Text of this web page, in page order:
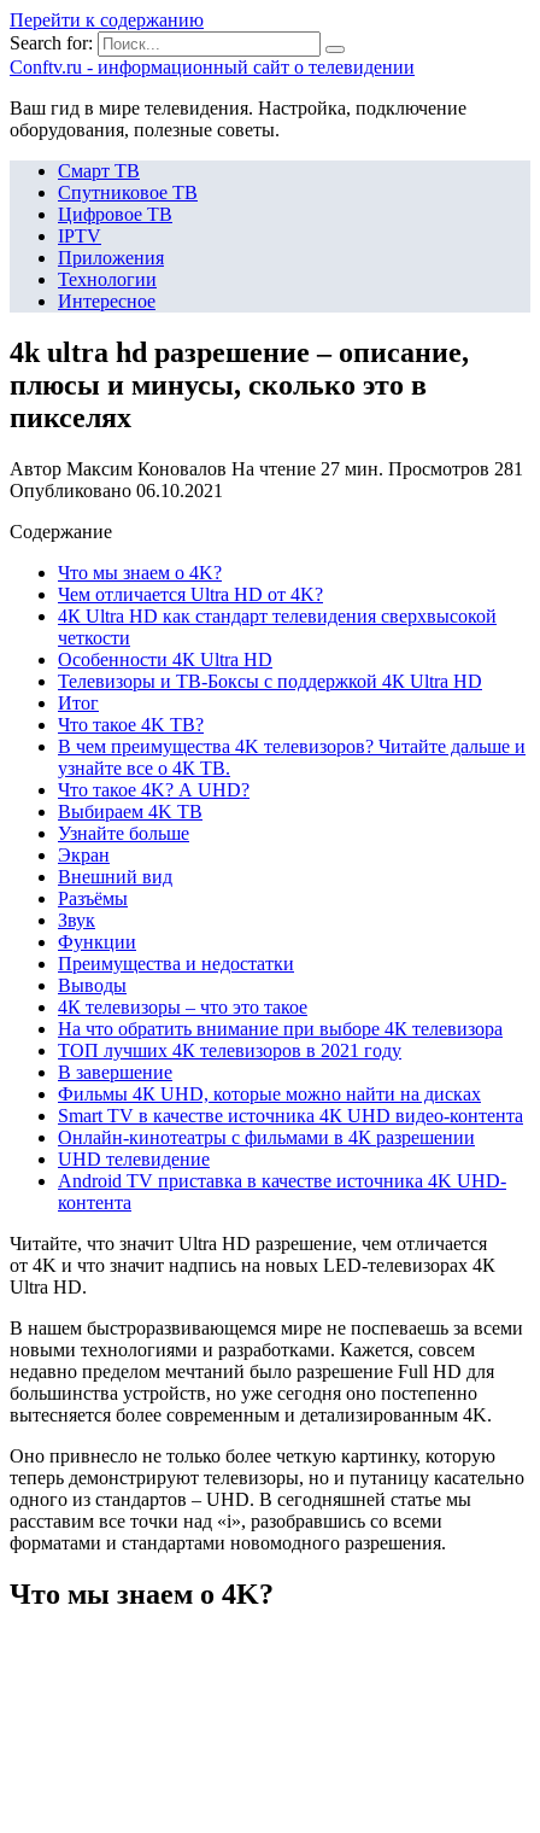
Перейти к содержанию
Search for:
Сonftv.ru - информационный сайт о телевидении
Ваш гид в мире телевидения. Настройка, подключение
оборудования, полезные советы.
Смарт ТВ
Спутниковое ТВ
Цифровое ТВ
IPTV
Приложения
Технологии
Интересное
4k ultra hd разрешение – описание,
плюсы и минусы, сколько это в
пикселях
Автор Максим Коновалов На чтение 27 мин. Просмотров 281
Опубликовано 06.10.2021
Содержание
Что мы знаем о 4K?
Чем отличается Ultra HD от 4K?
4К Ultra HD как стандарт телевидения сверхвысокой
четкости
Особенности 4К Ultra HD
Телевизоры и ТВ-Боксы с поддержкой 4К Ultra HD
Итог
Что такое 4K ТВ?
В чем преимущества 4K телевизоров? Читайте дальше и
узнайте все о 4К ТВ.
Что такое 4K? А UHD?
Выбираем 4K ТВ
Узнайте больше
Экран
Внешний вид
Разъёмы
Звук
Функции
Преимущества и недостатки
Выводы
4К телевизоры – что это такое
На что обратить внимание при выборе 4К телевизора
ТОП лучших 4К телевизоров в 2021 году
В завершение
Фильмы 4К UHD, которые можно найти на дисках
Smart TV в качестве источника 4К UHD видео-контента
Онлайн-кинотеатры с фильмами в 4К разрешении
UHD телевидение
Android TV приставка в качестве источника 4K UHD-
контента
Читайте, что значит Ultra HD разрешение, чем отличается
от 4K и что значит надпись на новых LED-телевизорах 4К
Ultra HD.
В нашем быстроразвивающемся мире не поспеваешь за всеми
новыми технологиями и разработками. Кажется, совсем
недавно пределом мечтаний было разрешение Full HD для
большинства устройств, но уже сегодня оно постепенно
вытесняется более современным и детализированным 4K.
Оно привнесло не только более четкую картинку, которую
теперь демонстрируют телевизоры, но и путаницу касательно
одного из стандартов – UHD. В сегодняшней статье мы
расставим все точки над «i», разобравшись со всеми
форматами и стандартами новомодного разрешения.
Что мы знаем о 4K?